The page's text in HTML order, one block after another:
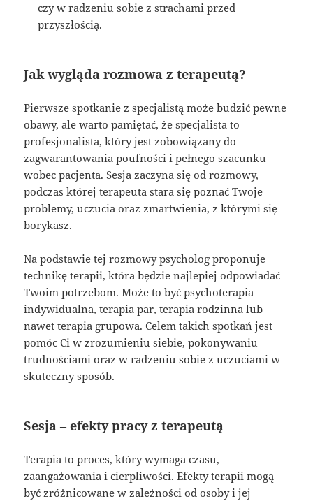
czy w radzeniu sobie z strachami przed
przyszłością.
Jak wygląda rozmowa z terapeutą?
Pierwsze spotkanie z specjalistą może budzić pewne
obawy, ale warto pamiętać, że specjalista to
profesjonalista, który jest zobowiązany do
zagwarantowania poufności i pełnego szacunku
wobec pacjenta. Sesja zaczyna się od rozmowy,
podczas której terapeuta stara się poznać Twoje
problemy, uczucia oraz zmartwienia, z którymi się
borykasz.
Na podstawie tej rozmowy psycholog proponuje
technikę terapii, która będzie najlepiej odpowiadać
Twoim potrzebom. Może to być psychoterapia
indywidualna, terapia par, terapia rodzinna lub
nawet terapia grupowa. Celem takich spotkań jest
pomóc Ci w zrozumieniu siebie, pokonywaniu
trudnościami oraz w radzeniu sobie z uczuciami w
skuteczny sposób.
Sesja – efekty pracy z terapeutą
Terapia to proces, który wymaga czasu,
zaangażowania i cierpliwości. Efekty terapii mogą
być zróżnicowane w zależności od osoby i jej